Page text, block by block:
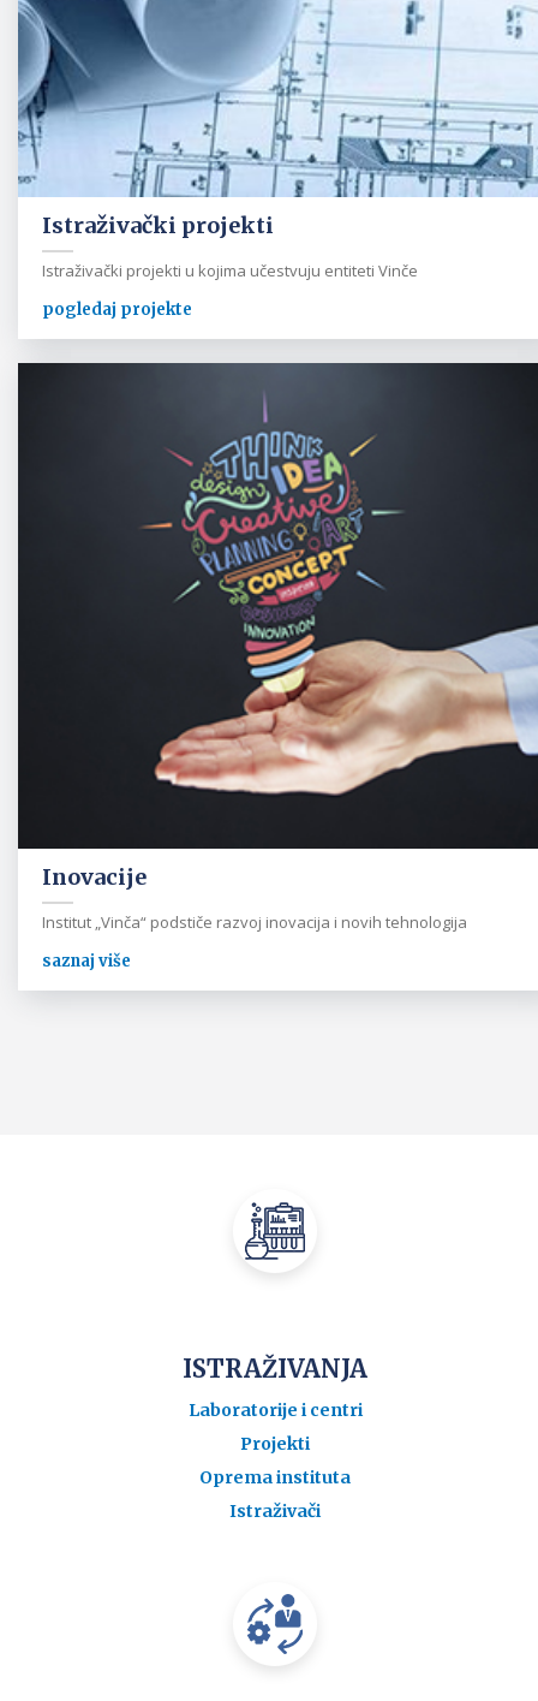
Istraživački projekti
Istraživački projekti u kojima učestvuju entiteti Vinče
pogledaj projekte
Inovacije
Institut „Vinča“ podstiče razvoj inovacija i novih tehnologija
saznaj više
ISTRAŽIVANJA
Laboratorije i centri
Projekti
Oprema instituta
Istraživači